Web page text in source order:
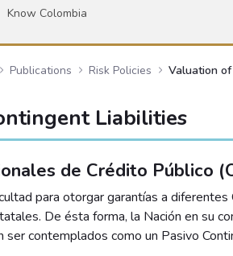
Know Colombia
Publications Risk Policies Valuation
Liabilities
de Crédito Público
para otorgar garantías a
De ésta forma, la Nación en su
contemplados como un Pasivo